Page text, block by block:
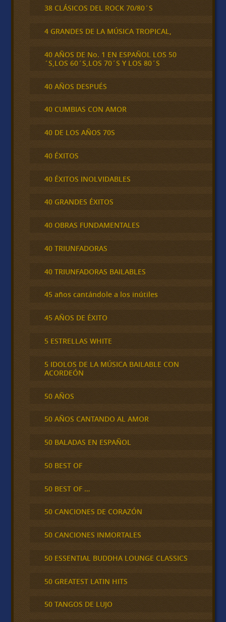
38 CLÁSICOS DEL ROCK 70/80´S
4 GRANDES DE LA MÚSICA TROPICAL,
40 AÑOS DE No. 1 EN ESPAÑOL LOS 50
´S,LOS 60´S,LOS 70´S Y LOS 80´S
40 AÑOS DESPUÉS
40 CUMBIAS CON AMOR
40 DE LOS AÑOS 70S
40 ÉXITOS
40 ÉXITOS INOLVIDABLES
40 GRANDES ÉXITOS
40 OBRAS FUNDAMENTALES
40 TRIUNFADORAS
40 TRIUNFADORAS BAILABLES
45 años cantándole a los inútiles
45 AÑOS DE ÉXITO
5 ESTRELLAS WHITE
5 IDOLOS DE LA MÚSICA BAILABLE CON
ACORDEÓN
50 AÑOS
50 AÑOS CANTANDO AL AMOR
50 BALADAS EN ESPAÑOL
50 BEST OF
50 BEST OF …
50 CANCIONES DE CORAZÓN
50 CANCIONES INMORTALES
50 ESSENTIAL BUDDHA LOUNGE CLASSICS
50 GREATEST LATIN HITS
50 TANGOS DE LUJO